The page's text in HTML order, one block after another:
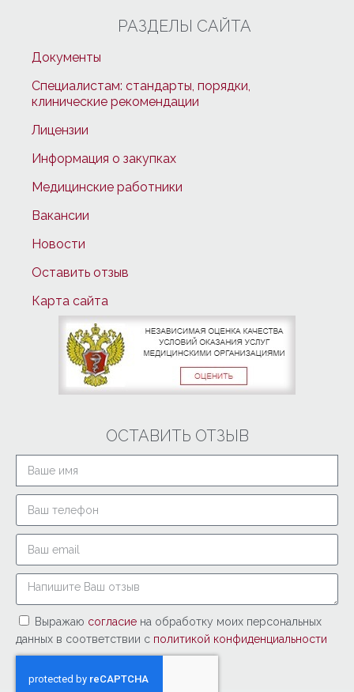
РАЗДЕЛЫ САЙТА
Документы
Специалистам: стандарты, порядки,
клинические рекомендации
Лицензии
Информация о закупках
Медицинские работники
Вакансии
Новости
Оставить отзыв
Карта сайта
ОСТАВИТЬ ОТЗЫВ
Выражаю согласие на обработку моих персональных
данных в соответствии с политикой конфиденциальности